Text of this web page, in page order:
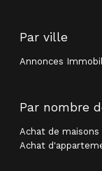
Par ville
Annonces
Par nombre
Achat de maisons
Achat